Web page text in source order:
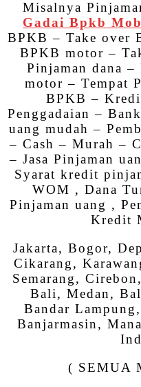
Misalnya
Gadai Bpkb
BPKB – Take over
BPKB motor –
Pinjaman dana
motor – Tempat
BPKB –
Penggadaian –
uang mudah –
– Cash – Murah –
– Jasa Pinjaman
Syarat kredit
WOM , Dana
Pinjaman uang ,
Kredit
Jakarta, Bogor,
Cikarang,
Semarang,
Bali, Medan,
Bandar
Banjarmasin,
( SEMUA